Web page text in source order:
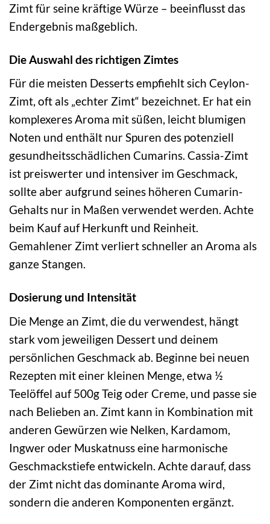
Zimt für seine kräftige Würze – beeinflusst das
Endergebnis maßgeblich.
Die Auswahl des richtigen Zimtes
Für die meisten Desserts empfiehlt sich Ceylon-
Zimt, oft als „echter Zimt“ bezeichnet. Er hat ein
komplexeres Aroma mit süßen, leicht blumigen
Noten und enthält nur Spuren des potenziell
gesundheitsschädlichen Cumarins. Cassia-Zimt
ist preiswerter und intensiver im Geschmack,
sollte aber aufgrund seines höheren Cumarin-
Gehalts nur in Maßen verwendet werden. Achte
beim Kauf auf Herkunft und Reinheit.
Gemahlener Zimt verliert schneller an Aroma als
ganze Stangen.
Dosierung und Intensität
Die Menge an Zimt, die du verwendest, hängt
stark vom jeweiligen Dessert und deinem
persönlichen Geschmack ab. Beginne bei neuen
Rezepten mit einer kleinen Menge, etwa ½
Teelöffel auf 500g Teig oder Creme, und passe sie
nach Belieben an. Zimt kann in Kombination mit
anderen Gewürzen wie Nelken, Kardamom,
Ingwer oder Muskatnuss eine harmonische
Geschmackstiefe entwickeln. Achte darauf, dass
der Zimt nicht das dominante Aroma wird,
sondern die anderen Komponenten ergänzt.